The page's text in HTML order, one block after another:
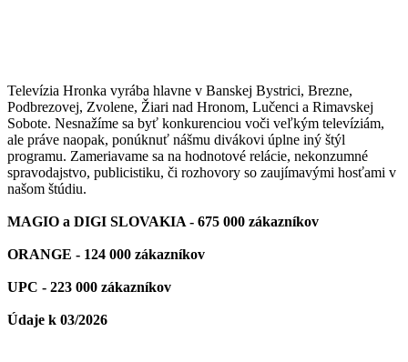
Televízia Hronka vyrába hlavne v Banskej Bystrici, Brezne,
Podbrezovej, Zvolene, Žiari nad Hronom, Lučenci a Rimavskej
Sobote. Nesnažíme sa byť konkurenciou voči veľkým televíziám,
ale práve naopak, ponúknuť nášmu divákovi úplne iný štýl
programu. Zameriavame sa na hodnotové relácie, nekonzumné
spravodajstvo, publicistiku, či rozhovory so zaujímavými hosťami v
našom štúdiu.
MAGIO a DIGI SLOVAKIA - 675 000 zákazníkov
ORANGE - 124 000 zákazníkov
UPC - 223 000 zákazníkov
Údaje k 03/2026